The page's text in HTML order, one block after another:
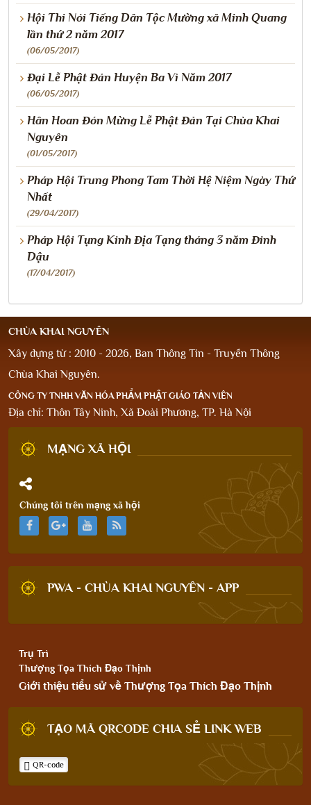
Hội Thi Nói Tiếng Dân Tộc Mường xã Minh Quang
lần thứ 2 năm 2017
(06/05/2017)
Đại Lễ Phật Đản Huyện Ba Vì Năm 2017
(06/05/2017)
Hân Hoan Đón Mừng Lễ Phật Đản Tại Chùa Khai
Nguyên
(01/05/2017)
Pháp Hội Trung Phong Tam Thời Hệ Niệm Ngày Thứ
Nhất
(29/04/2017)
Pháp Hội Tụng Kinh Địa Tạng tháng 3 năm Đinh
Dậu
(17/04/2017)
CHÙA KHAI NGUYÊN
Xây dựng từ : 2010 - 2026, Ban Thông Tin - Truyền Thông
Chùa Khai Nguyên.
CÔNG TY TNHH VĂN HÓA PHẨM PHẬT GIÁO TẢN VIÊN
Địa chỉ: Thôn Tây Ninh, Xã Đoài Phương, TP. Hà Nội
MẠNG XÃ HỘI
Chúng tôi trên mạng xã hội
PWA - CHÙA KHAI NGUYÊN - APP
Trụ Trì
Thượng Tọa Thích Đạo Thịnh
Giới thiệu tiểu sử về Thượng Tọa Thích Đạo Thịnh
TẠO MÃ QRCODE CHIA SẺ LINK WEB
QR-code